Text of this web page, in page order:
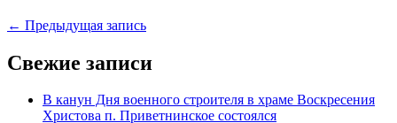
← Предыдущая запись
Свежие записи
В канун Дня военного строителя в храме Воскресения
Христова п. Приветнинское состоялся